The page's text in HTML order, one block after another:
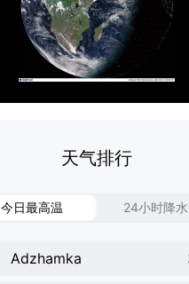
天气排行
今日最高温 24小时降
Adzhamka